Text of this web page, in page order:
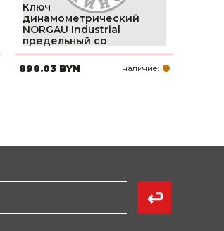
Ключ
динамометрический
NORGAU Industrial
предельный со
898.03 BYN наличие: